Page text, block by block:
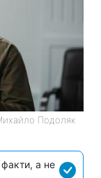
Подоляк
факти, а не